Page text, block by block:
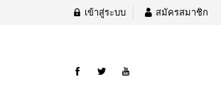
เข้าสู่ระบบ สมัครสมาชิก